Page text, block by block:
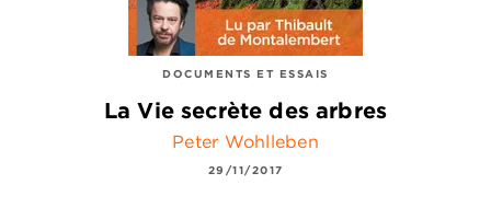
DOCUMENTS ET ESSAIS
La Vie secrète des arbres
Peter Wohlleben
29/11/2017